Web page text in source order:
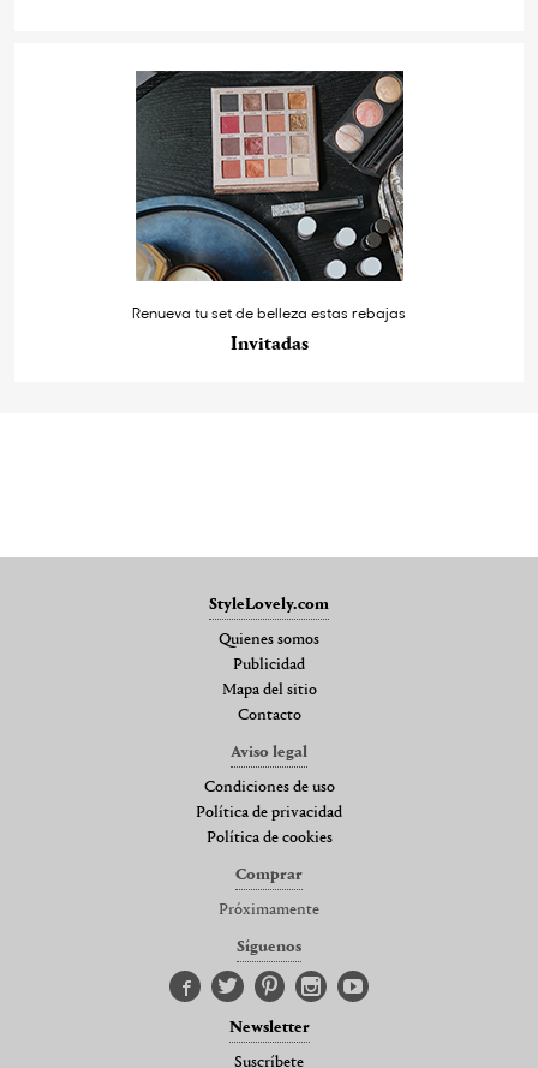
Renueva tu set de belleza estas rebajas
Invitadas
StyleLovely.com
Quienes somos
Publicidad
Mapa del sitio
Contacto
Aviso legal
Condiciones de uso
Política de privacidad
Política de cookies
Comprar
Próximamente
Síguenos
Newsletter
Suscríbete